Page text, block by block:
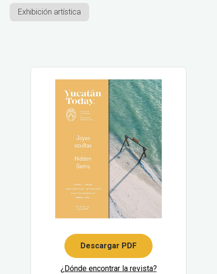
Exhibición artística
Descargar PDF
¿Dónde encontrar la revista?